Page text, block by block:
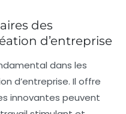
des
d’entreprise
dans les
d’entreprise. Il offre
innovantes peuvent